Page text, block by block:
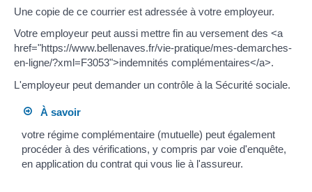
Une copie de ce courrier est adressée à votre employeur.
Votre employeur peut aussi mettre fin au versement des <a
href="https://www.bellenaves.fr/vie-pratique/mes-demarches-
en-ligne/?xml=F3053">indemnités complémentaires</a>.
L'employeur peut demander un contrôle à la Sécurité sociale.
À savoir
votre régime complémentaire (mutuelle) peut également
procéder à des vérifications, y compris par voie d'enquête,
en application du contrat qui vous lie à l'assureur.